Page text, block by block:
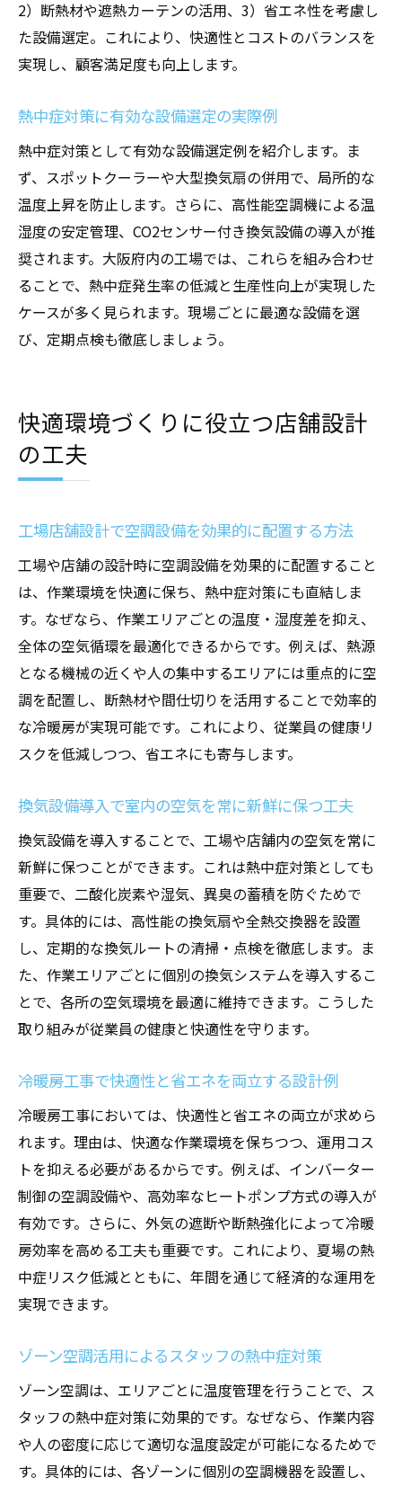
2）断熱材や遮熱カーテンの活用、3）省エネ性を考慮し
た設備選定。これにより、快適性とコストのバランスを
実現し、顧客満足度も向上します。
熱中症対策に有効な設備選定の実際例
熱中症対策として有効な設備選定例を紹介します。ま
ず、スポットクーラーや大型換気扇の併用で、局所的な
温度上昇を防止します。さらに、高性能空調機による温
湿度の安定管理、CO2センサー付き換気設備の導入が推
奨されます。大阪府内の工場では、これらを組み合わせ
ることで、熱中症発生率の低減と生産性向上が実現した
ケースが多く見られます。現場ごとに最適な設備を選
び、定期点検も徹底しましょう。
快適環境づくりに役立つ店舗設計
の工夫
工場店舗設計で空調設備を効果的に配置する方法
工場や店舗の設計時に空調設備を効果的に配置すること
は、作業環境を快適に保ち、熱中症対策にも直結しま
す。なぜなら、作業エリアごとの温度・湿度差を抑え、
全体の空気循環を最適化できるからです。例えば、熱源
となる機械の近くや人の集中するエリアには重点的に空
調を配置し、断熱材や間仕切りを活用することで効率的
な冷暖房が実現可能です。これにより、従業員の健康リ
スクを低減しつつ、省エネにも寄与します。
換気設備導入で室内の空気を常に新鮮に保つ工夫
換気設備を導入することで、工場や店舗内の空気を常に
新鮮に保つことができます。これは熱中症対策としても
重要で、二酸化炭素や湿気、異臭の蓄積を防ぐためで
す。具体的には、高性能の換気扇や全熱交換器を設置
し、定期的な換気ルートの清掃・点検を徹底します。ま
た、作業エリアごとに個別の換気システムを導入するこ
とで、各所の空気環境を最適に維持できます。こうした
取り組みが従業員の健康と快適性を守ります。
冷暖房工事で快適性と省エネを両立する設計例
冷暖房工事においては、快適性と省エネの両立が求めら
れます。理由は、快適な作業環境を保ちつつ、運用コス
トを抑える必要があるからです。例えば、インバーター
制御の空調設備や、高効率なヒートポンプ方式の導入が
有効です。さらに、外気の遮断や断熱強化によって冷暖
房効率を高める工夫も重要です。これにより、夏場の熱
中症リスク低減とともに、年間を通じて経済的な運用を
実現できます。
ゾーン空調活用によるスタッフの熱中症対策
ゾーン空調は、エリアごとに温度管理を行うことで、ス
タッフの熱中症対策に効果的です。なぜなら、作業内容
や人の密度に応じて適切な温度設定が可能になるためで
す。具体的には、各ゾーンに個別の空調機器を設置し、